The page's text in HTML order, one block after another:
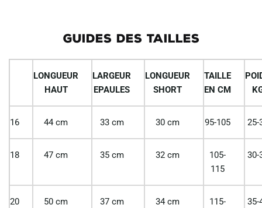
GUIDES DES TAILLES
LONGUEUR
HAUT
LARGEUR
EPAULES
LONGUEUR
SHORT
TAILLE
EN CM
16 44 cm 33 cm 30 cm 95-105 25-
18 47 cm 35 cm 32 cm
105-
115
30-
20 50 cm 37 cm 34 cm
115-
35-